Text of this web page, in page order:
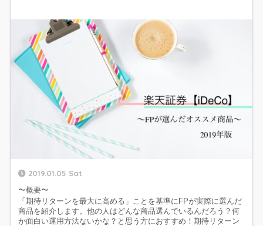
2019.01.05 Sat
〜概要〜
「期待リターンを最大に高める」ことを基準にFPが実際に選んだ
商品を紹介します。他の人はどんな商品選んでいるんだろう？何
か面白い運用方法ないかな？と思う方におすすめ！期待リターン